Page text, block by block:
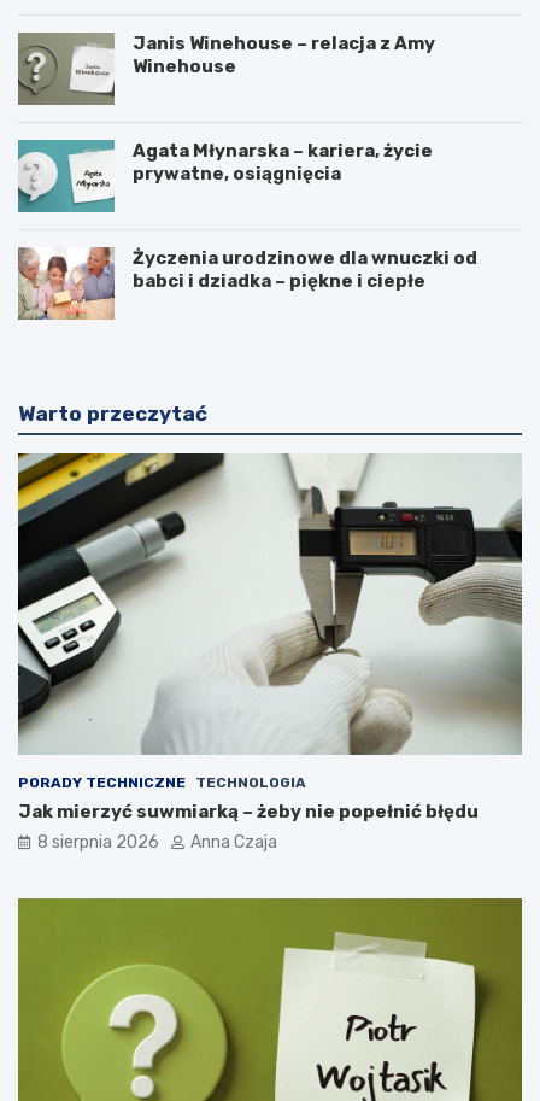
Janis Winehouse – relacja z Amy
Winehouse
Agata Młynarska – kariera, życie
prywatne, osiągnięcia
Życzenia urodzinowe dla wnuczki od
babci i dziadka – piękne i ciepłe
Warto przeczytać
PORADY TECHNICZNE TECHNOLOGIA
Jak mierzyć suwmiarką – żeby nie popełnić błędu
8 sierpnia 2026 Anna Czaja